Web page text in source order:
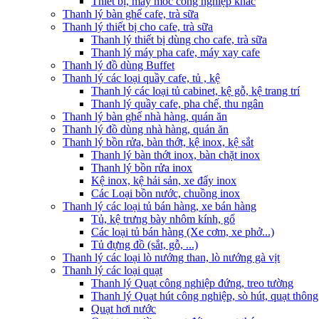
Thanh lý bàn ghế cafe, trà sữa
Thanh lý thiết bị cho cafe, trà sữa
Thanh lý thiết bị dùng cho cafe, trà sữa
Thanh lý máy pha cafe, máy xay cafe
Thanh lý đồ dùng Buffet
Thanh lý các loại quầy cafe, tủ , kệ
Thanh lý các loại tủ cabinet, kệ gỗ, kệ trang trí
Thanh lý quầy cafe, pha chế, thu ngân
Thanh lý bàn ghế nhà hàng, quán ăn
Thanh lý đồ dùng nhà hàng, quán ăn
Thanh lý bồn rửa, bàn thớt, kệ inox, kệ sắt
Thanh lý bàn thớt inox, bàn chặt inox
Thanh lý bồn rửa inox
Kệ inox, kệ hải sản, xe đẩy inox
Các Loại bồn nước, chuồng inox
Thanh lý các loại tủ bán hàng, xe bán hàng
Tủ, kệ trưng bày nhôm kính, gổ
Các loại tủ bán hàng (Xe cơm, xe phở...)
Tủ đựng đồ (sắt, gỗ, ...)
Thanh lý các loại lò nướng than, lò nướng gà vịt
Thanh lý các loại quạt
Thanh lý Quạt công nghiệp đứng, treo tường
Thanh lý Quạt hút công nghiệp, sò hút, quạt
Quạt hơi nước